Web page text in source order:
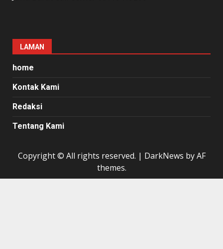
LAMAN
home
Kontak Kami
Redaksi
Tentang Kami
Copyright © All rights reserved. | DarkNews by AF
themes.